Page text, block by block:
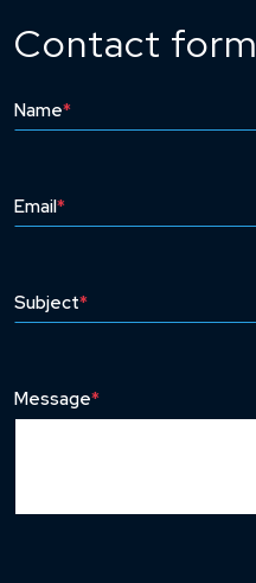
Contact form
Name*
Email*
Subject*
Message*